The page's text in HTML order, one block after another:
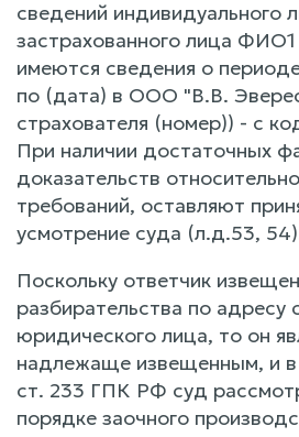
сведений индивидуального
застрахованного лица
имеются сведения о
по (дата) в ООО "В.В.
страхователя (номер)) - с
При наличии достаточных
доказательств
требований, оставляют
усмотрение суда (л.д.53,
Поскольку ответчик
разбирательства по адресу
юридического лица, то он
надлежаще извещенным, и в
ст. 233 ГПК РФ суд
порядке заочного